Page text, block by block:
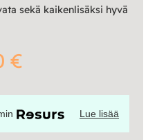
sekä kaikenlisäksi hyvä
€
Lue lisää